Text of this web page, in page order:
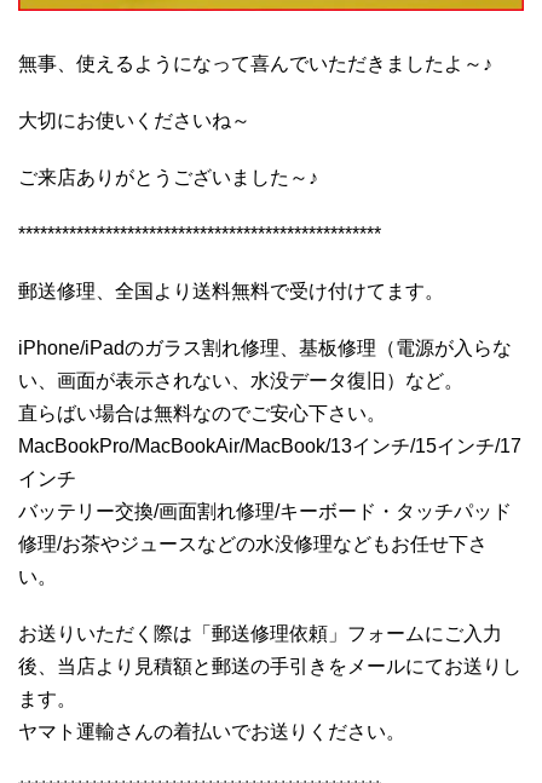
無事、使えるようになって喜んでいただきましたよ～♪
大切にお使いくださいね～
ご来店ありがとうございました～♪
**************************************************
郵送修理、全国より送料無料で受け付けてます。
iPhone/iPadのガラス割れ修理、基板修理（電源が入らな
い、画面が表示されない、水没データ復旧）など。
直らばい場合は無料なのでご安心下さい。
MacBookPro/MacBookAir/MacBook/13インチ/15インチ/17
インチ
バッテリー交換/画面割れ修理/キーボード・タッチパッド
修理/お茶やジュースなどの水没修理などもお任せ下さ
い。
お送りいただく際は「郵送修理依頼」フォームにご入力
後、当店より見積額と郵送の手引きをメールにてお送りし
ます。
ヤマト運輸さんの着払いでお送りください。